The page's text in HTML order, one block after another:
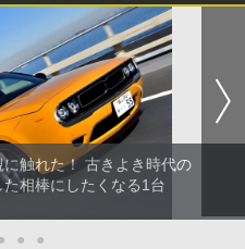
触れた！ 古きよき時代の
相棒にしたくなる1台
● ●